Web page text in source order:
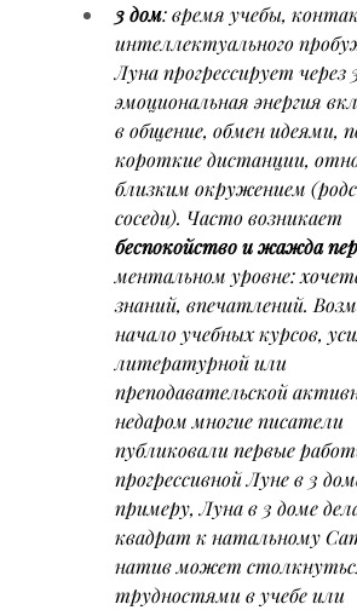
3 дом: время учебы,
интеллектуального
Луна прогрессирует через
эмоциональная энергия
в общение, обмен идеями,
короткие дистанции,
близким окружением
соседи). Часто возникает
беспокойство и жажда
ментальном уровне:
знаний, впечатлений.
начало учебных курсов,
литературной или
преподавательской
недаром многие писатели
публиковали первые
прогрессивной Луне в 3
примеру, Луна в 3 доме
квадрат к натальному
натив может
трудностями в учебе или